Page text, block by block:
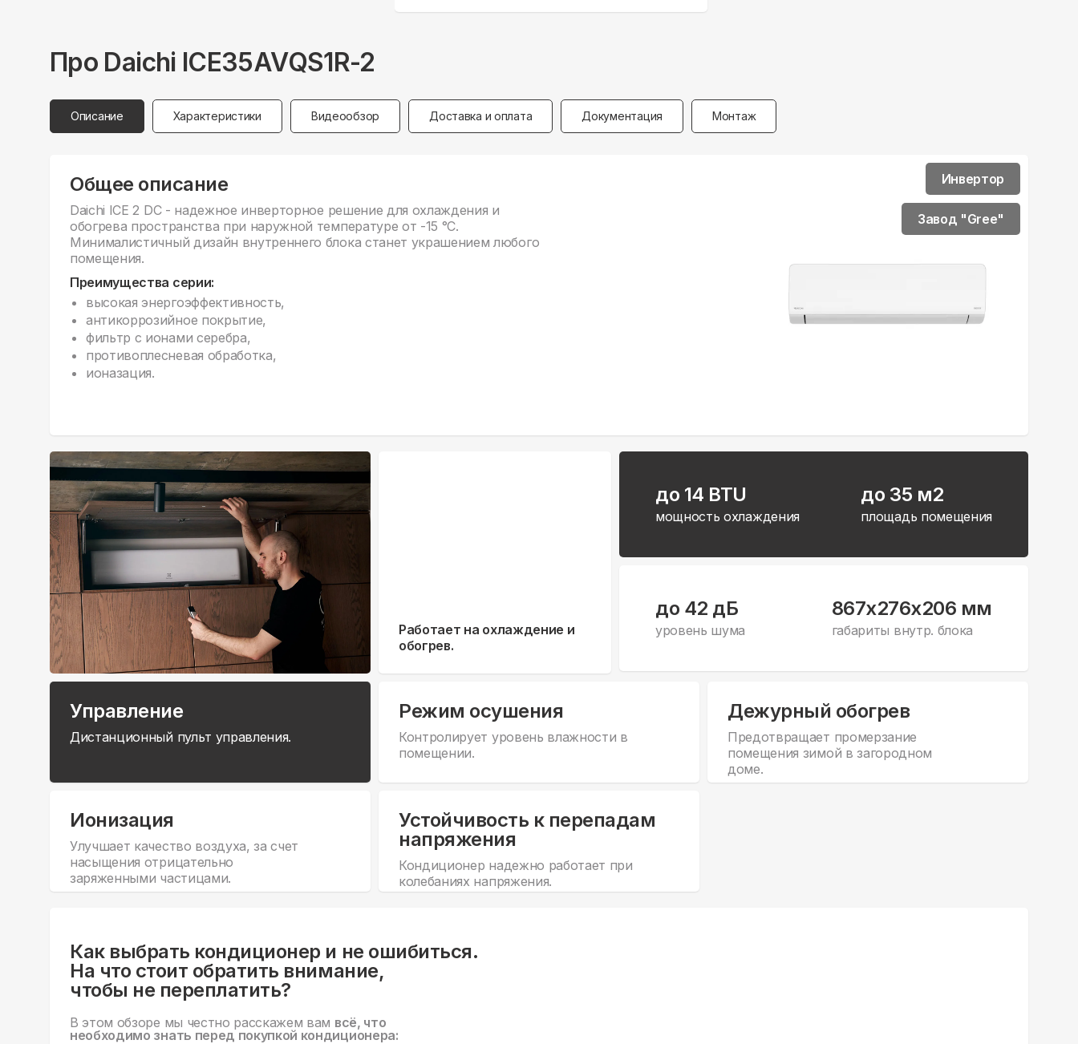
Про Daichi ICE35AVQS1R-2
Описание Характеристики Видеообзор Доставка и оплата Документация Монтаж
Общее описание
Daichi ICE 2 DC - надежное инверторное решение для охлаждения и
обогрева пространства при наружной температуре от -15 °С.
Минималистичный дизайн внутреннего блока станет украшением любого
помещения.
Преимущества серии:
высокая энергоэффективность,
антикоррозийное покрытие,
фильтр с ионами серебра,
противоплесневая обработка,
ионазация.
Инвертор
Завод "Gree"
Работает на охлаждение и
обогрев.
до 14 BTU
мощность охлаждения
до 35 м2
площадь помещения
до 42 дБ
уровень шума
867x276x206 мм
габариты внутр. блока
Управление
Дистанционный пульт управления.
Режим осушения
Контролирует уровень влажности в
помещении.
Дежурный обогрев
Предотвращает промерзание
помещения зимой в загородном
доме.
Ионизация
Улучшает качество воздуха, за счет
насыщения отрицательно
заряженными частицами.
Устойчивость к перепадам
напряжения
Кондиционер надежно работает при
колебаниях напряжения.
Как выбрать кондиционер и не ошибиться.
На что стоит обратить внимание,
чтобы не переплатить?
В этом обзоре мы честно расскажем вам всё, что
необходимо знать перед покупкой кондиционера: